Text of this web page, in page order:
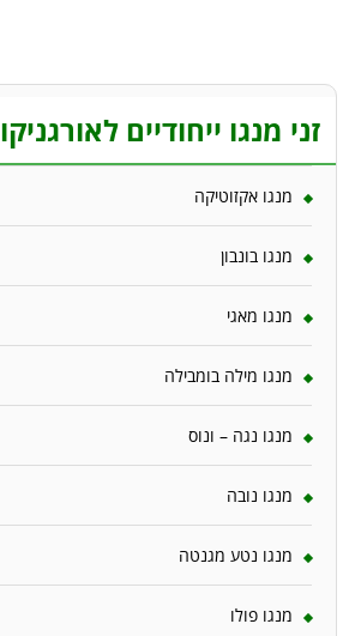
זני מנגו ייחודיים לאורגניקו
מנגו אקזוטיקה
מנגו בונבון
מנגו מאגי
מנגו מילה בומבילה
מנגו נגה – ונוס
מנגו נובה
מנגו נטע מגנטה
מנגו פולו